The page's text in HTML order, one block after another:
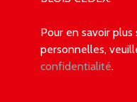
Pour en savoir
personnelles,
confidentialité.